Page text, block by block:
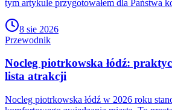
tym artykule przygotowałem dla Państwa
8 sie 2026
Przewodnik
Nocleg piotrkowska łódź:
lista atrakcji
Nocleg piotrkowska łódź w 2026 roku